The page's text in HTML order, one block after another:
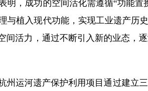
，成功的空间活化需遵循“功能置
植入现代功能，实现工业遗产历史
活力，通过不断引入新的业态，
运河遗产保护利用项目通过建立